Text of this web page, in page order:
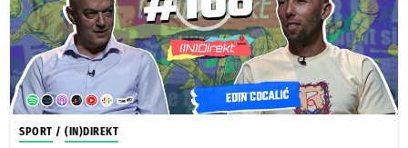
SPORT / (IN)DIREKT